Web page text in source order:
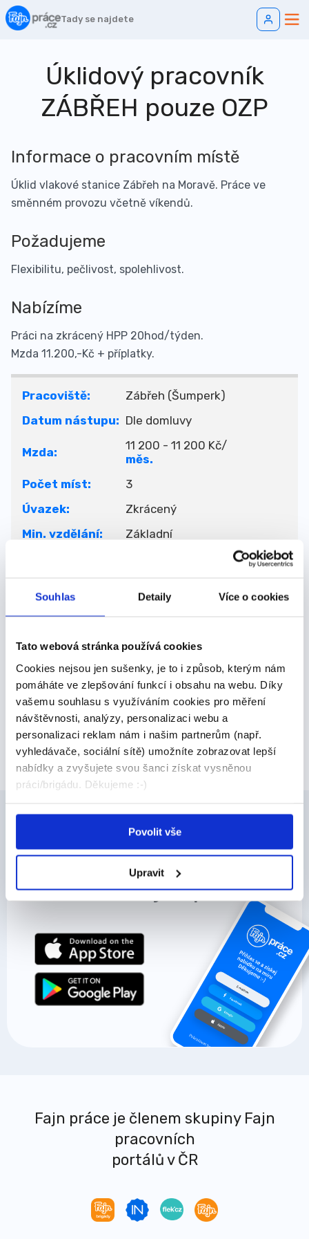
Souhlas Detaily Více o cookies
Tato webová stránka používá cookies
Cookies nejsou jen sušenky, je to i způsob, kterým nám
pomáháte ve zlepšování funkcí i obsahu na webu. Díky
vašemu souhlasu s využíváním cookies pro měření
návštěvnosti, analýzy, personalizaci webu a
personalizaci reklam nám i našim partnerům (např.
vyhledávače, sociální sítě) umožníte zobrazovat lepší
nabídky a zvyšujete svou šanci získat vysněnou
práci/brigádu. Děkujeme :-)
Povolit vše
Upravit
Tady se najdete
Úklidový pracovník
ZÁBŘEH pouze OZP
Informace o pracovním místě
Úklid vlakové stanice Zábřeh na Moravě. Práce ve
směnném provozu včetně víkendů.
Požadujeme
Flexibilitu, pečlivost, spolehlivost.
Nabízíme
Práci na zkrácený HPP 20hod/týden.
Mzda 11.200,-Kč + příplatky.
Pracoviště:
Zábřeh (Šumperk)
Datum nástupu: Dle domluvy
Mzda:
11 200 - 11 200 Kč/
měs.
Počet míst:
3
Úvazek:
Zkrácený
Min. vzdělání:
Základní
SEŽEV chráněná dílna s.r.o.
Zadavatel:
SEŽEV Chráněná dílna
Lokalita:
Odpovědět
Máte zájem o práci?
ZískejFajn práci
s naší Fajn apkou
Fajn práce je členem skupiny Fajn
pracovních
portálů v ČR